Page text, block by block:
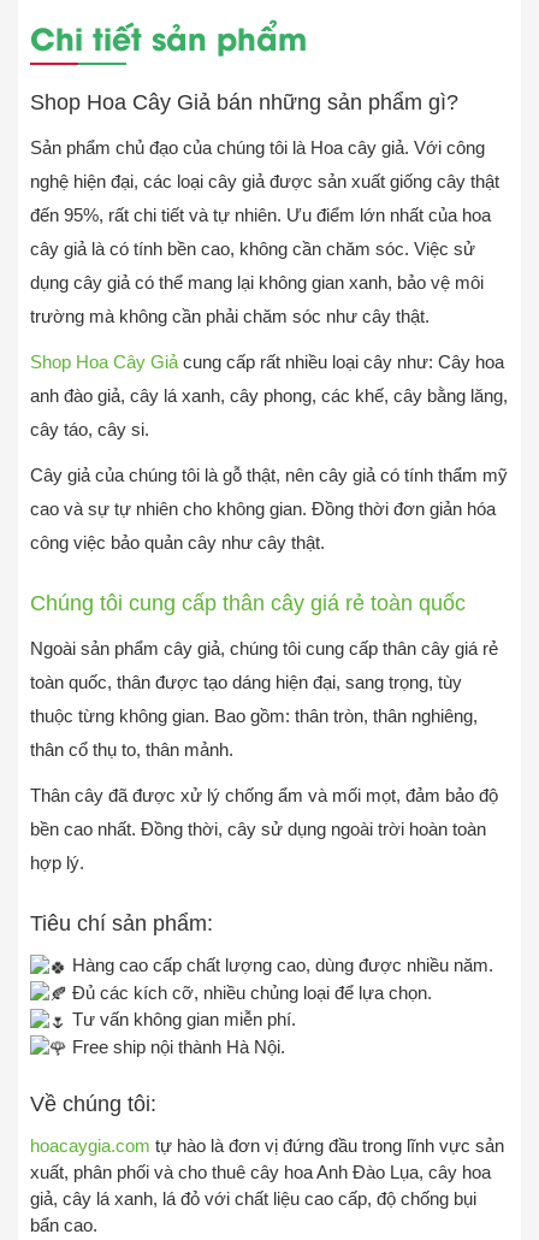
Chi tiết sản phẩm
Shop Hoa Cây Giả bán những sản phẩm gì?
Sản phẩm chủ đạo của chúng tôi là Hoa cây giả. Với công
nghệ hiện đại, các loại cây giả được sản xuất giống cây thật
đến 95%, rất chi tiết và tự nhiên. Ưu điểm lớn nhất của hoa
cây giả là có tính bền cao, không cần chăm sóc. Việc sử
dụng cây giả có thể mang lại không gian xanh, bảo vệ môi
trường mà không cần phải chăm sóc như cây thật.
Shop Hoa Cây Giả cung cấp rất nhiều loại cây như: Cây hoa
anh đào giả, cây lá xanh, cây phong, các khế, cây bằng lăng,
cây táo, cây si.
Cây giả của chúng tôi là gỗ thật, nên cây giả có tính thẩm mỹ
cao và sự tự nhiên cho không gian. Đồng thời đơn giản hóa
công việc bảo quản cây như cây thật.
Chúng tôi cung cấp thân cây giá rẻ toàn quốc
Ngoài sản phẩm cây giả, chúng tôi cung cấp thân cây giá rẻ
toàn quốc, thân được tạo dáng hiện đại, sang trọng, tùy
thuộc từng không gian. Bao gồm: thân tròn, thân nghiêng,
thân cổ thụ to, thân mảnh.
Thân cây đã được xử lý chống ẩm và mối mọt, đảm bảo độ
bền cao nhất. Đồng thời, cây sử dụng ngoài trời hoàn toàn
hợp lý.
Tiêu chí sản phẩm:
Hàng cao cấp chất lượng cao, dùng được nhiều năm.
Đủ các kích cỡ, nhiều chủng loại để lựa chọn.
Tư vấn không gian miễn phí.
Free ship nội thành Hà Nội.
Về chúng tôi:
hoacaygia.com tự hào là đơn vị đứng đầu trong lĩnh vực sản
xuất, phân phối và cho thuê cây hoa Anh Đào Lụa, cây hoa
giả, cây lá xanh, lá đỏ với chất liệu cao cấp, độ chống bụi
bẩn cao.